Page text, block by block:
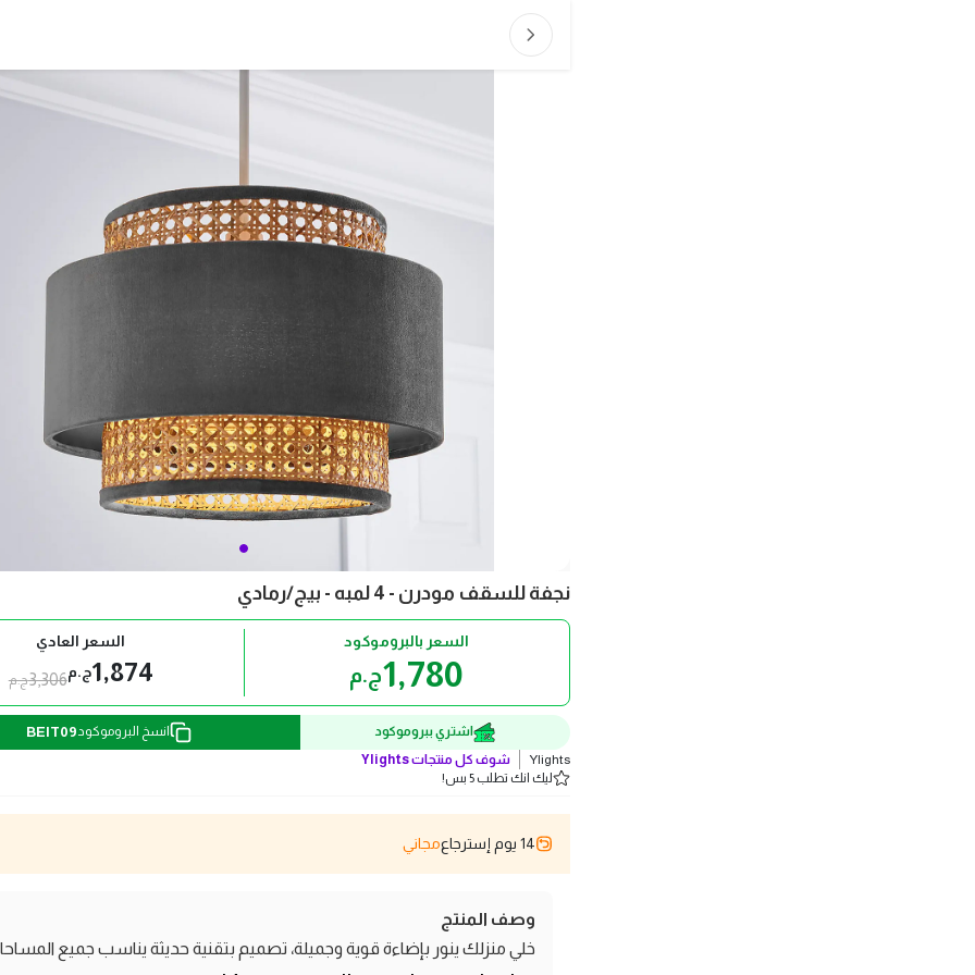
نجفة للسقف مودرن - 4 لمبه - بيج/رمادي
السعر بالبروموكود
1,780ج.م
السعر العادي
1,874ج.م3,306ج.م
اشتري ببروموكود انسخ البروموكودBEIT09
Ylights شوف كل منتجاتYlights
ليك انك تطلب 5 بس!
14 يوم إسترجاع مجاني
وصف المنتج
خلي منزلك ينور بإضاءة قوية وجميلة، تصميم بتقنية حديثة يناسب جميع